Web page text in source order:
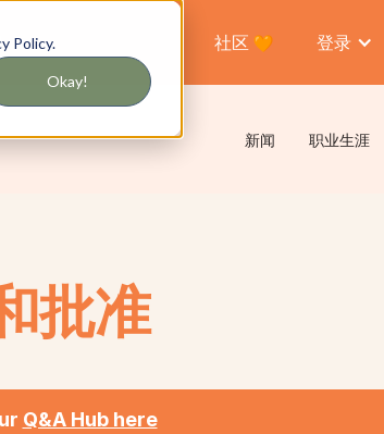
Policy.
Okay!
社区 登录
新闻 职业生涯
批准
Q&A Hub here